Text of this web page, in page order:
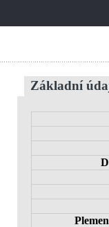
Základní